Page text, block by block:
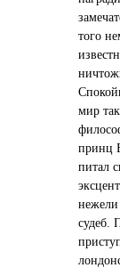
того
мир
принц
питал
нежели
судеб.